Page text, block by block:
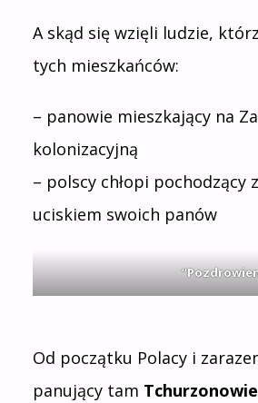
A skąd się wzięli ludzie,
tych mieszkańców:
– panowie mieszkający na
kolonizacyjną
– polscy chłopi
uciskiem swoich panów
Od początku Polacy i
panujący tam Tchurzonowie